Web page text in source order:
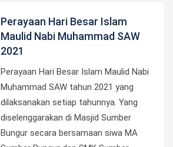
Perayaan Hari Besar Islam
Maulid Nabi Muhammad SAW
2021
Perayaan Hari Besar Islam Maulid Nabi
Muhammad SAW tahun 2021 yang
dilaksanakan setiap tahunnya. Yang
diselenggarakan di Masjid Sumber
Bungur secara bersamaan siwa MA